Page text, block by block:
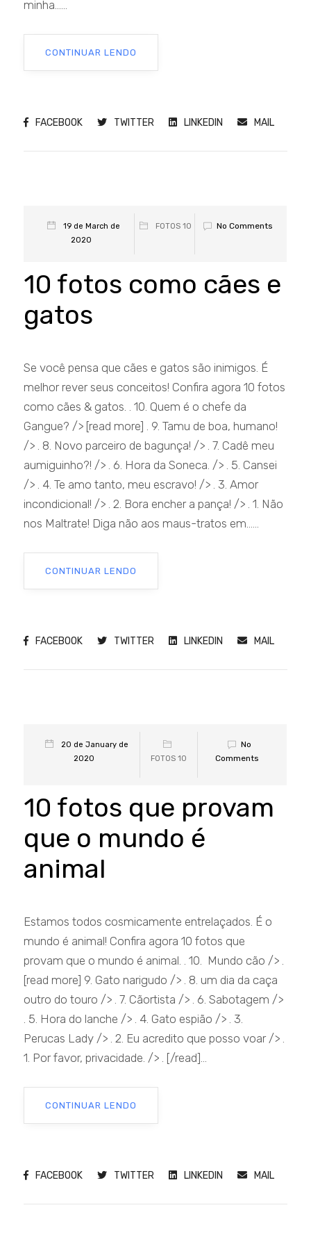
minha......
CONTINUAR LENDO
FACEBOOK TWITTER LINKEDIN MAIL
19 de March de
2020
FOTOS 10 No Comments
10 fotos como cães e
gatos
Se você pensa que cães e gatos são inimigos. É
melhor rever seus conceitos! Confira agora 10 fotos
como cães & gatos. . 10. Quem é o chefe da
Gangue? /> [read more] . 9. Tamu de boa, humano!
/> . 8. Novo parceiro de bagunça! /> . 7. Cadê meu
aumiguinho?! /> . 6. Hora da Soneca. /> . 5. Cansei
/> . 4. Te amo tanto, meu escravo! /> . 3. Amor
incondicional! /> . 2. Bora encher a pança! /> . 1. Não
nos Maltrate! Diga não aos maus-tratos em......
CONTINUAR LENDO
FACEBOOK TWITTER LINKEDIN MAIL
20 de January de
2020
FOTOS 10
No
Comments
10 fotos que provam
que o mundo é
animal
Estamos todos cosmicamente entrelaçados. É o
mundo é animal! Confira agora 10 fotos que
provam que o mundo é animal. . 10. Mundo cão /> .
[read more] 9. Gato narigudo /> . 8. um dia da caça
outro do touro /> . 7. Cãortista /> . 6. Sabotagem />
. 5. Hora do lanche /> . 4. Gato espião /> . 3.
Perucas Lady /> . 2. Eu acredito que posso voar /> .
1. Por favor, privacidade. /> . [/read]...
CONTINUAR LENDO
FACEBOOK TWITTER LINKEDIN MAIL